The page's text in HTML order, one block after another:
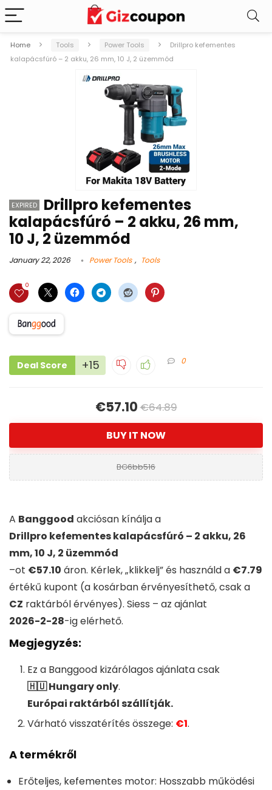
Home Tools Power Tools
Drillpro kefementes
kalapácsfúró – 2 akku, 26 mm, 10 J, 2 üzemmód
EXPIRED
Drillpro kefementes
kalapácsfúró – 2 akku, 26 mm,
10 J, 2 üzemmód
January 22, 2026 Power Tools , Tools
0
Deal Score +15 0
€57.10€64.89
BUY IT NOW
BG6bb516
A Banggood akciósan kínálja a
Drillpro kefementes kalapácsfúró – 2 akku, 26
mm, 10 J, 2 üzemmód
–ot €57.10 áron. Kérlek, „klikkelj” és használd a €7.79
értékű kupont (a kosárban érvényesíthető, csak a
CZ raktárból érvényes). Siess – az ajánlat
2026-2-28-ig elérhető.
Megjegyzés:
Ez a Banggood kizárólagos ajánlata csak
🇭🇺 Hungary only.
Európai raktárból szállítják.
Várható visszatérítés összege: €1.
A termékről
Erőteljes, kefementes motor: Hosszabb működési